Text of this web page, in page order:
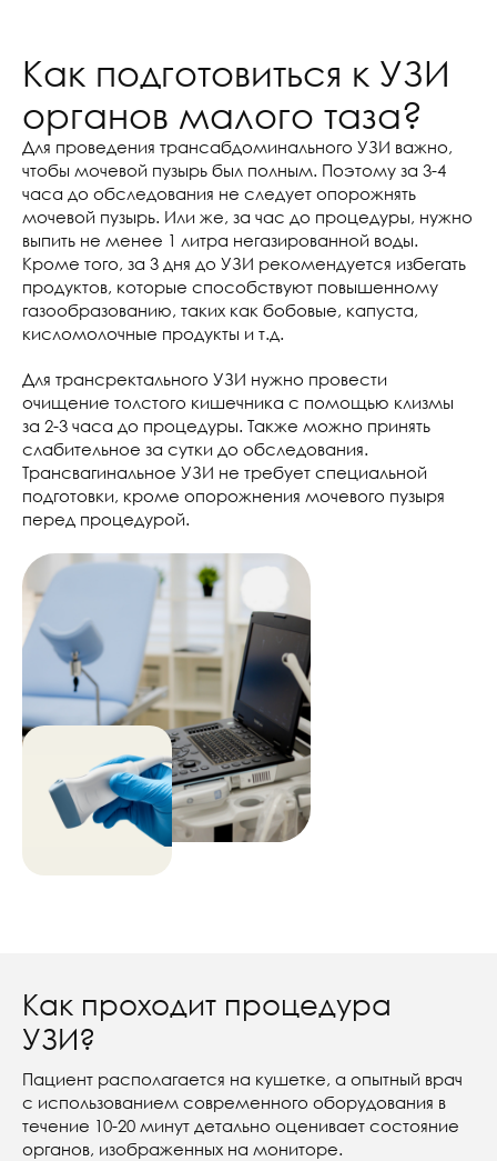
Как подготовиться к УЗИ
органов малого таза?
Для проведения трансабдоминального УЗИ важно,
чтобы мочевой пузырь был полным. Поэтому за 3-4
часа до обследования не следует опорожнять
мочевой пузырь. Или же, за час до процедуры, нужно
выпить не менее 1 литра негазированной воды.
Кроме того, за 3 дня до УЗИ рекомендуется избегать
продуктов, которые способствуют повышенному
газообразованию, таких как бобовые, капуста,
кисломолочные продукты и т.д.
Для трансректального УЗИ нужно провести
очищение толстого кишечника с помощью клизмы
за 2-3 часа до процедуры. Также можно принять
слабительное за сутки до обследования.
Трансвагинальное УЗИ не требует специальной
подготовки, кроме опорожнения мочевого пузыря
перед процедурой.
Как проходит процедура
УЗИ?
Пациент располагается на кушетке, а опытный врач
с использованием современного оборудования в
течение 10-20 минут детально оценивает состояние
органов, изображенных на мониторе.